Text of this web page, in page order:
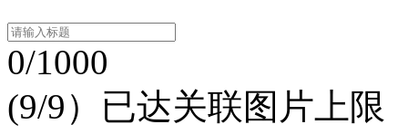
0/1000
(9/9）已达关联图片上限